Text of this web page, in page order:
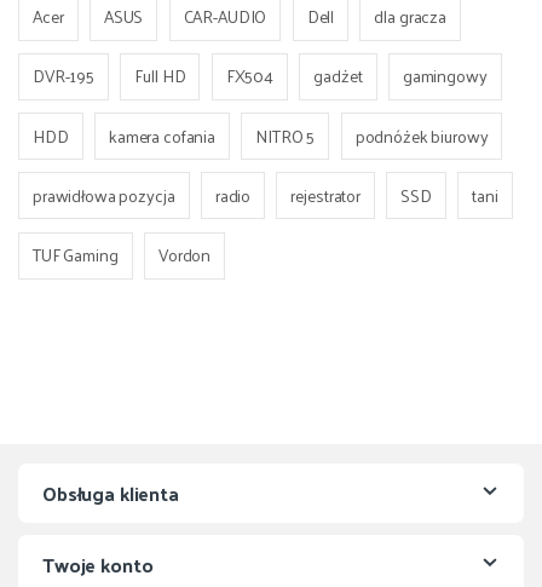
Acer ASUS CAR-AUDIO Dell
dla gracza
DVR-195
Full HD FX504 gadżet
gamingowy
HDD
kamera cofania NITRO 5
podnóżek biurowy
prawidłowa pozycja
radio rejestrator SSD
tani
TUF Gaming
Vordon
Obsługa klienta
Twoje konto